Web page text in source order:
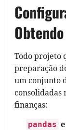
Todo projeto
preparação
um conjunto
consolidadas
finanças:
pandas e